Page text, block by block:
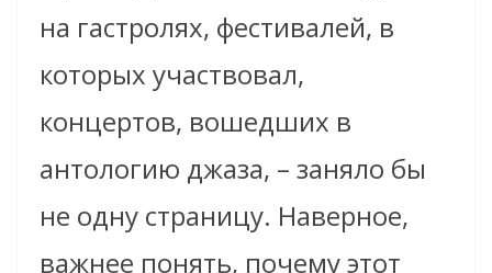
на гастролях, фестивалей, в
которых участвовал,
концертов, вошедших в
антологию джаза, – заняло бы
не одну страницу. Наверное,
важнее понять, почему этот